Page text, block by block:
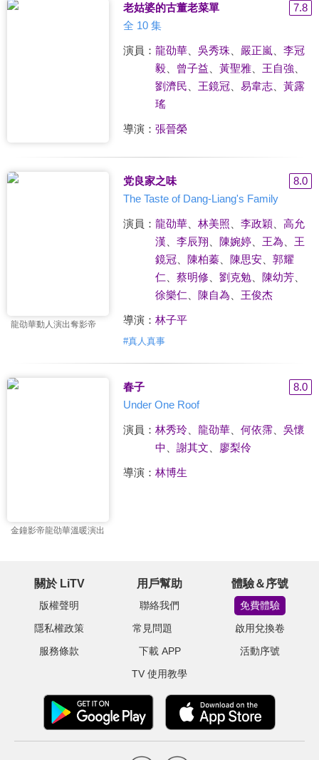
老姑婆的古董老菜單
7.8
全 10 集
演員： 龍劭華、 吳秀珠 嚴正嵐
李冠
毅、 曾子益 黃聖雅、 王自強
劉濟民
王鏡冠、 易韋志、 黃露
瑤
導演： 張晉榮
龍劭華動人演出奪影帝
党良家之味
8.0
The Taste of Dang-Liang's Family
演員： 龍劭華、 林美照 李政穎
高允
漢
李辰翔 陳婉婷、 王為
王
鏡冠、 陳柏蓁、 陳思安、 郭耀
仁
蔡明修 劉克勉、 陳幼芳、
徐樂仁
陳自為 王俊杰
導演： 林子平
#真人真事
金鐘影帝龍劭華溫暖演出
春子
8.0
Under One Roof
演員： 林秀玲、 龍劭華、 何依霈、 吳懷
中
謝其文 廖梨伶
導演： 林博生
關於 LiTV
版權聲明
隱私權政策
服務條款
用戶幫助
聯絡我們
常見問題
下載 APP
TV 使用教學
體驗＆序號
免費體驗
啟用兌換卷
活動序號